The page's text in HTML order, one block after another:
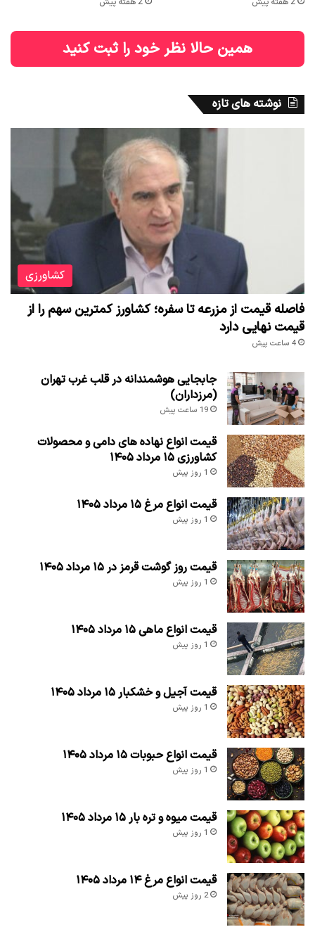
همین حالا نظر خود را ثبت کنید
نوشته های تازه
کشاورزی
فاصله قیمت از مزرعه تا سفره؛ کشاورز کمترین سهم را از
قیمت نهایی دارد
4 ساعت پیش
جابجایی هوشمندانه در قلب غرب تهران
(مرزداران)
19 ساعت پیش
قیمت انواع نهاده های دامی و محصولات
کشاورزی ۱۵ مرداد ۱۴۰۵
1 روز پیش
قیمت انواع مرغ ۱۵ مرداد ۱۴۰۵
1 روز پیش
قیمت روز گوشت قرمز در ۱۵ مرداد ۱۴۰۵
1 روز پیش
قیمت انواع ماهی ۱۵ مرداد ۱۴۰۵
1 روز پیش
قیمت آجیل و خشکبار ۱۵ مرداد ۱۴۰۵
1 روز پیش
قیمت انواع حبوبات ۱۵ مرداد ۱۴۰۵
1 روز پیش
قیمت میوه و تره بار ۱۵ مرداد ۱۴۰۵
1 روز پیش
قیمت انواع مرغ ۱۴ مرداد ۱۴۰۵
2 روز پیش